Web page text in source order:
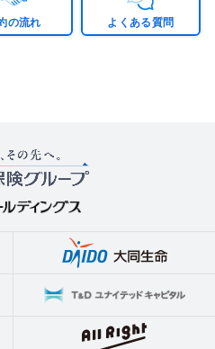
の流れ よくある質問